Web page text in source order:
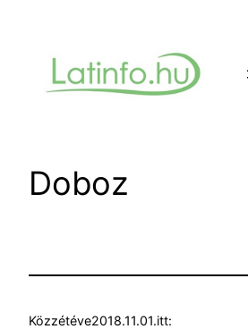
tartalomhoz
Doboz
Közzétéve2018.11.01.itt: